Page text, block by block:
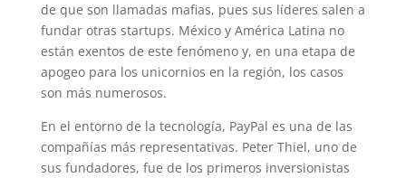
de que son llamadas mafias, pues sus líderes salen a
fundar otras startups. México y América Latina no
están exentos de este fenómeno y, en una etapa de
apogeo para los unicornios en la región, los casos
son más numerosos.
En el entorno de la tecnología, PayPal es una de las
compañías más representativas. Peter Thiel, uno de
sus fundadores, fue de los primeros inversionistas